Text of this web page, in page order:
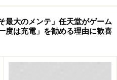
最大のメンテ」任天堂がゲーム
度は充電」を勧める理由に歓喜